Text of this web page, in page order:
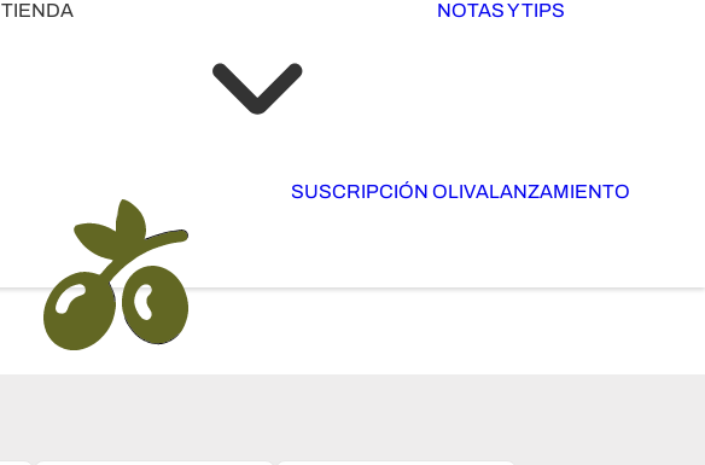
TIENDA NOTAS Y TIPS
SUSCRIPCIÓN OLIVALANZAMIENTO